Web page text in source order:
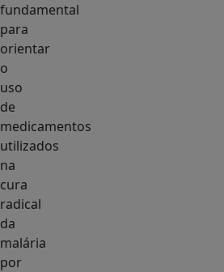
fundamental
para
orientar
o
uso
de
medicamentos
utilizados
na
cura
radical
da
malária
por